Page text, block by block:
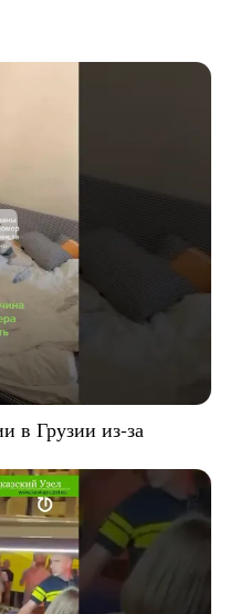
в Грузии из-за